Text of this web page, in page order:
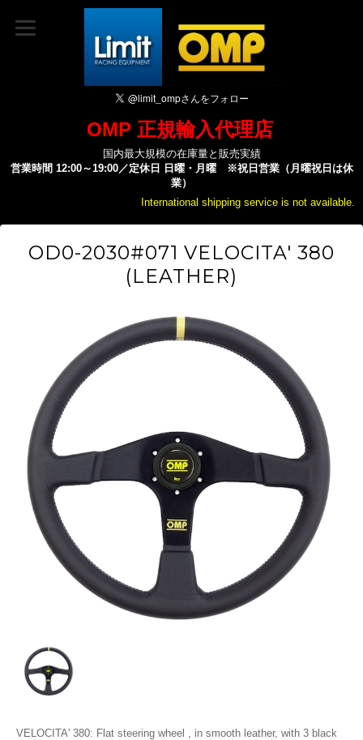
OMP 正規輸入代理店
国内最大規模の在庫量と販売実績
営業時間 12:00～19:00／定休日 日曜・月曜 ※祝日営業（月曜祝日は休
業）
International shipping service is not available.
OD0-2030#071 VELOCITA' 380
(LEATHER)
VELOCITA' 380: Flat steering wheel , in smooth leather, with 3 black